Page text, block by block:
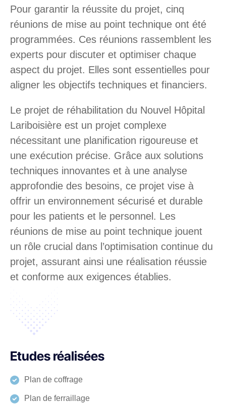
Pour garantir la réussite du projet, cinq
réunions de mise au point technique ont été
programmées. Ces réunions rassemblent les
experts pour discuter et optimiser chaque
aspect du projet. Elles sont essentielles pour
aligner les objectifs techniques et financiers.
Le projet de réhabilitation du Nouvel Hôpital
Lariboisière est un projet complexe
nécessitant une planification rigoureuse et
une exécution précise. Grâce aux solutions
techniques innovantes et à une analyse
approfondie des besoins, ce projet vise à
offrir un environnement sécurisé et durable
pour les patients et le personnel. Les
réunions de mise au point technique jouent
un rôle crucial dans l’optimisation continue du
projet, assurant ainsi une réalisation réussie
et conforme aux exigences établies.
Etudes réalisées
Plan de coffrage
Plan de ferraillage